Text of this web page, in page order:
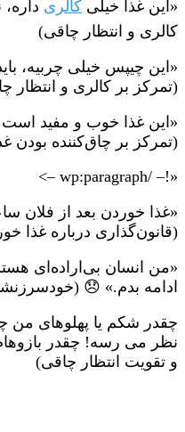
«این غذا خیلی کالری
کالری و انتظار چاقی)
«این چیپس خیلی چربیه،
(تمرکز بر کالری و انتظار
«این غذا خوب و مفید است
(تمرکز بر چاق‌کننده بودن
«!– /wp:paragraph –>
«غذا خوردن بعد از فلان
(قانون‌گذاری درباره غذا
«من انسان بی‌اراده‌ای
ادامه بدم.» 😞
چقدر شکم یا پهلوهای
نظر می رسه! چقدر
و تقویت انتظار چاقی)